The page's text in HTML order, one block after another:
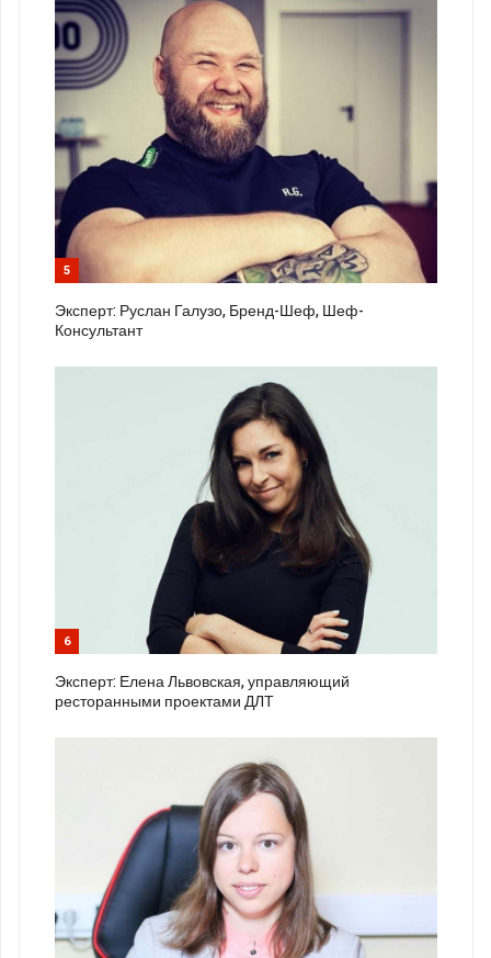
5
Эксперт: Руслан Галузо, Бренд-Шеф, Шеф-
Консультант
6
Эксперт: Елена Львовская, управляющий
ресторанными проектами ДЛТ